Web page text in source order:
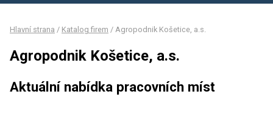
Hlavní strana / Katalog firem / Agropodnik Košetice, a.s.
Agropodnik Košetice, a.s.
Aktuální nabídka pracovních míst